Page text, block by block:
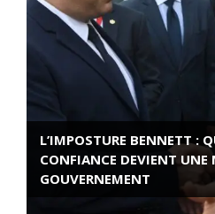
L’IMPOSTURE BENNETT :
CONFIANCE DEVIENT UNE
GOUVERNEMENT